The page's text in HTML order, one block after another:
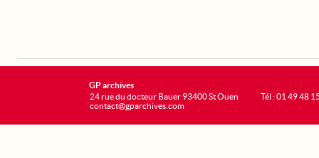
GP archives
24 rue du docteur Bauer 93400 St Ouen
contact@gparchives.com
Tél : 01 49 48